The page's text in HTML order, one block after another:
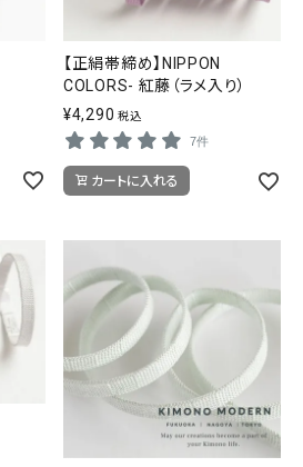
絞り込んで検索
【正絹帯締め】NIPPON
COLORS- 紅藤（ラメ入り）
¥4,290 税込
7件
カートに入れる